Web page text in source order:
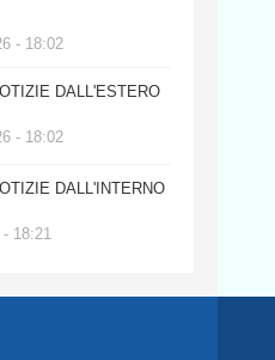
- 18:02
DALL'ESTERO
- 18:02
DALL'INTERNO
18:21